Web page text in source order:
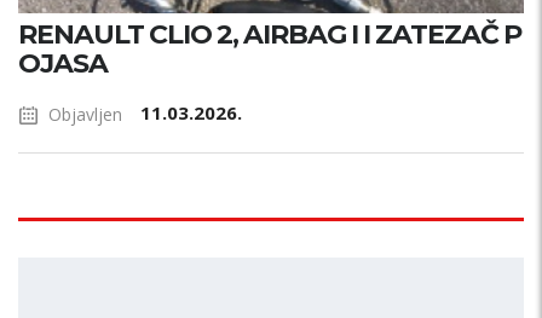
RENAULT CLIO 2, AIRBAG I I ZATEZAČ P
OJASA
Objavljen 11.03.2026.